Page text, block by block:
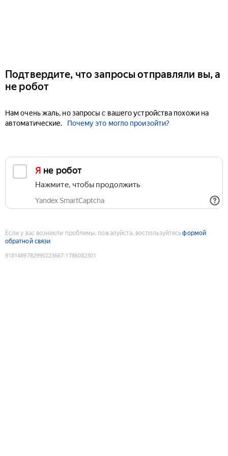
Подтвердите, что запросы отправляли вы, а
не робот
Нам очень жаль, но запросы с вашего устройства похожи на
автоматические.
Почему это могло произойти?
Я не робот
Нажмите, чтобы продолжить
Yandex SmartCaptcha
Если у вас возникли проблемы, пожалуйста, воспользуйтесьформой
обратной связи
9181489782990223667:1786082301